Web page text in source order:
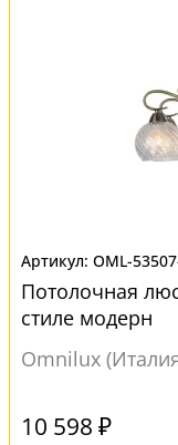
OML-
Потолочная
стиле модерн
Omnilux
10 598 ₽